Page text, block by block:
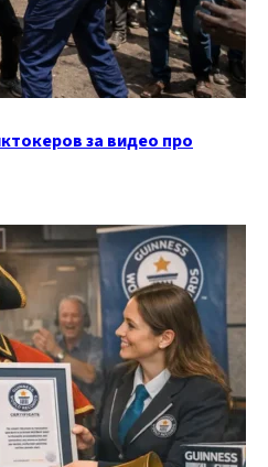
за видео про